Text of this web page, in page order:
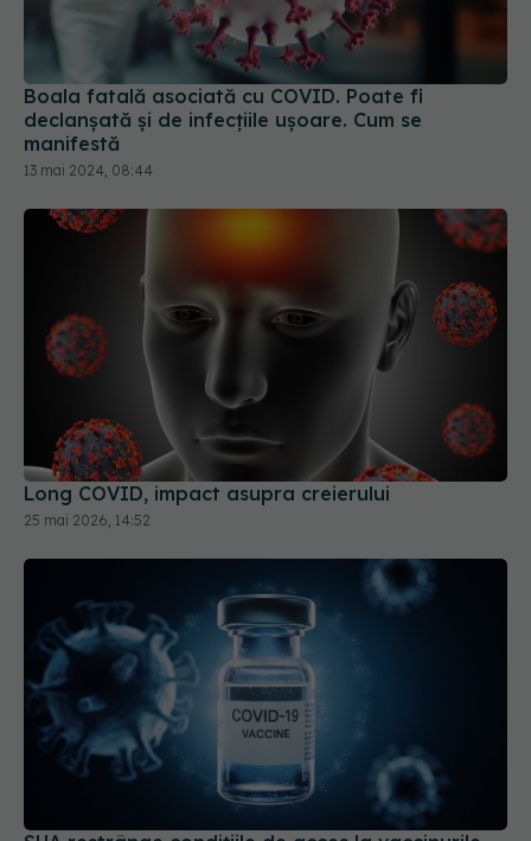
Boala fatală asociată cu COVID. Poate fi
declanșată și de infecțiile ușoare. Cum se
manifestă
13 mai 2024, 08:44
Long COVID, impact asupra creierului
25 mai 2026, 14:52